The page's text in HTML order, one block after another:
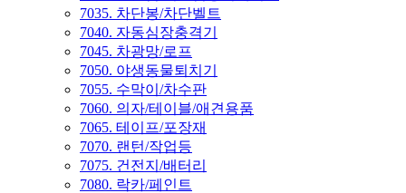
7035. 차단봉/차단벨트
7040. 자동심장충격기
7045. 차광망/로프
7050. 야생동물퇴치기
7055. 수막이/차수판
7060. 의자/테이블/애견용품
7065. 테이프/포장재
7070. 랜턴/작업등
7075. 건전지/배터리
7080. 락카/페인트